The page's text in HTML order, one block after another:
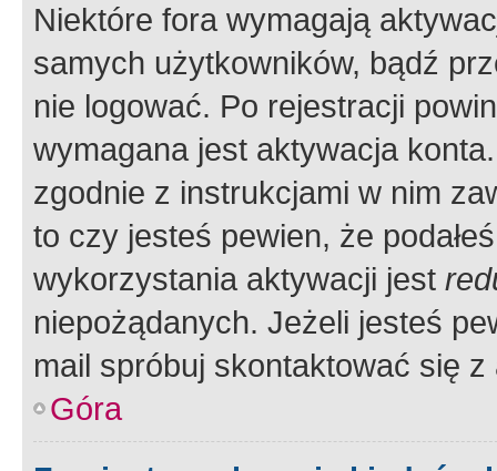
Niektóre fora wymagają
samych użytkowników, bądź
nie logować. Po rejestracji
wymagana jest aktywacja
zgodnie z instrukcjami w nim
to czy jesteś pewien, że
wykorzystania aktywacji jest
niepożądanych. Jeżeli jesteś
mail spróbuj skontaktować się
Góra